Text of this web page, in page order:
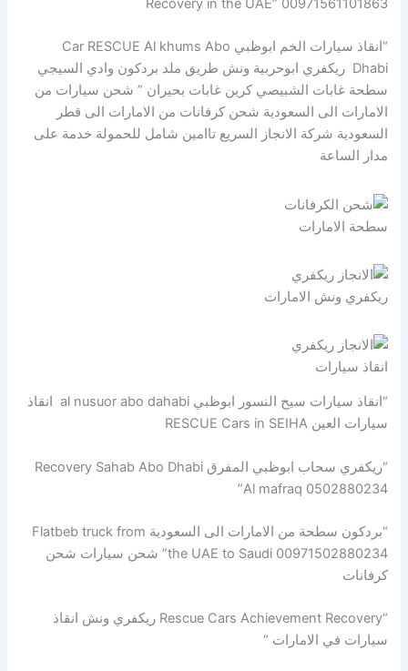
Recovery in the UAE” 00971561101863
“انقاذ سيارات الخم ابوظبي Car RESCUE Al khums Abo
Dhabi ريكفري ابوحربية ونش طريق ملد بردكون وادي السيجي
سطحة غابات الشبيصي كرين غابات بحيران ” شحن سيارات من
الامارات الى السعودية شحن كرفانات من الامارات الى قطر
السعودية شركة الانجاز السريع تاامين شامل للحمولة خدمة على
مدار الساعة
سطحة الامارات
ريكفري ونش الامارات
انقاذ سيارات
“انقاذ سيارات سيح النسور ابوظبي al nusuor abo dahabi انقاذ
سيارات العين RESCUE Cars in SEIHA
“ريكفري سحاب ابوظبي المفرق Recovery Sahab Abo Dhabi
Al mafraq 0502880234”
“بردكون سطحة من الامارات الى السعودية Flatbeb truck from
the UAE to Saudi 00971502880234” شحن سيارات شحن
كرفانات
“Rescue Cars Achievement Recovery ريكفري ونش انقاذ
سيارات في الامارات “